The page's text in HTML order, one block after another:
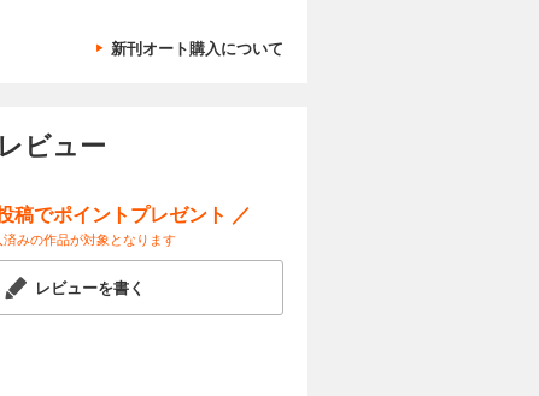
夢じゃ
るの
！
カートに入れる
試し読み
新刊オート購入について
ビュー
稿でポイントプレゼント ／
済みの作品が対象となります
レビューを書く